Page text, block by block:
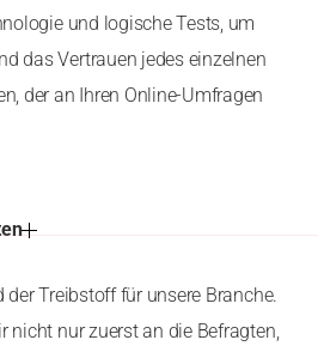
und logische Tests, um
das Vertrauen jedes einzelnen
der an Ihren Online-Umfragen
der Treibstoff für unsere Branche.
nicht nur zuerst an die Befragten,